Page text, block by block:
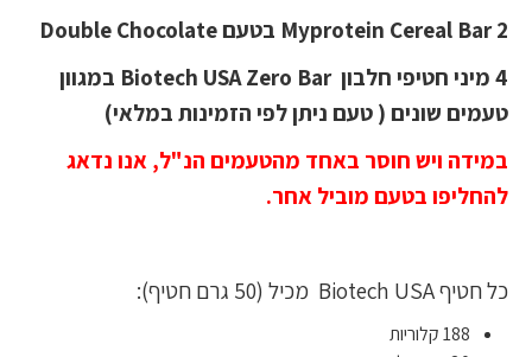
2 Myprotein Cereal Bar בטעם Double Chocolate
4 מיני חטיפי חלבון Biotech USA Zero Bar במגוון
טעמים שונים ( טעם ניתן לפי הזמינות במלאי)
במידה ויש חוסר באחד מהטעמים הנ"ל, אנו נדאג
להחליפו בטעם מוביל אחר.
כל חטיף Biotech USA מכיל (50 גרם חטיף):
188 קלוריות